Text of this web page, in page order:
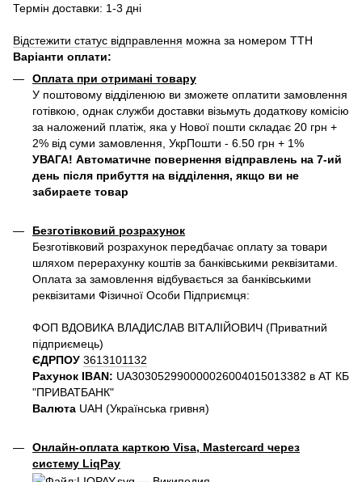
Термін доставки: 1-3 дні
Відстежити статус відправлення можна за номером ТТН
Варіанти оплати:
Оплата при отримані товару
У поштовому відділенюю ви зможете оплатити замовлення
готівкою, однак служби доставки візьмуть додаткову комісію
за наложений платіж, яка у Нової пошти складає 20 грн +
2% від суми замовлення, УкрПошти - 6.50 грн + 1%
УВАГА! Автоматичне повернення відправлень на 7-ий
день після прибуття на відділення, якщо ви не
забираете товар
Безготівковий розрахунок
Безготівковий розрахунок передбачає оплату за товари
шляхом перерахунку коштів за банківськими реквізитами.
Оплата за замовлення відбувається за банківськими
реквізитами Фізичної Особи Підприємця:
ФОП ВДОВИКА ВЛАДИСЛАВ ВІТАЛІЙОВИЧ (Приватний
пiдприємець)
ЄДРПОУ 3613101132
Рахунок IBAN: UA303052990000026004015013382 в АТ КБ
"ПРИВАТБАНК"
Валюта UAH (Українська гривня)
Онлайн-оплата карткою Visa, Mastercard через
систему LiqPay